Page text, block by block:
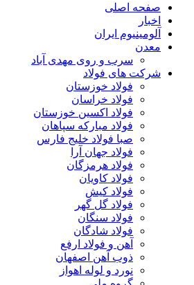
صفحه اصلی
اخبار
آلومینیوم ایران
معدن
سرب و روی مهدی آباد
شرکت های فولاد
فولاد خوزستان
فولاد خراسان
فولاد اکسین خوزستان
فولاد مبارکه سپاهان
صبا فولاد خلیج فارس
فولاد جهان آرا
فولاد هرمزگان
فولاد کاویان
فولاد کیش
فولاد گل گهر
فولاد سنگان
فولاد شادگان
آهن و فولاد ارفع
ذوب آهن اصفهان
نورد و لوله اهواز